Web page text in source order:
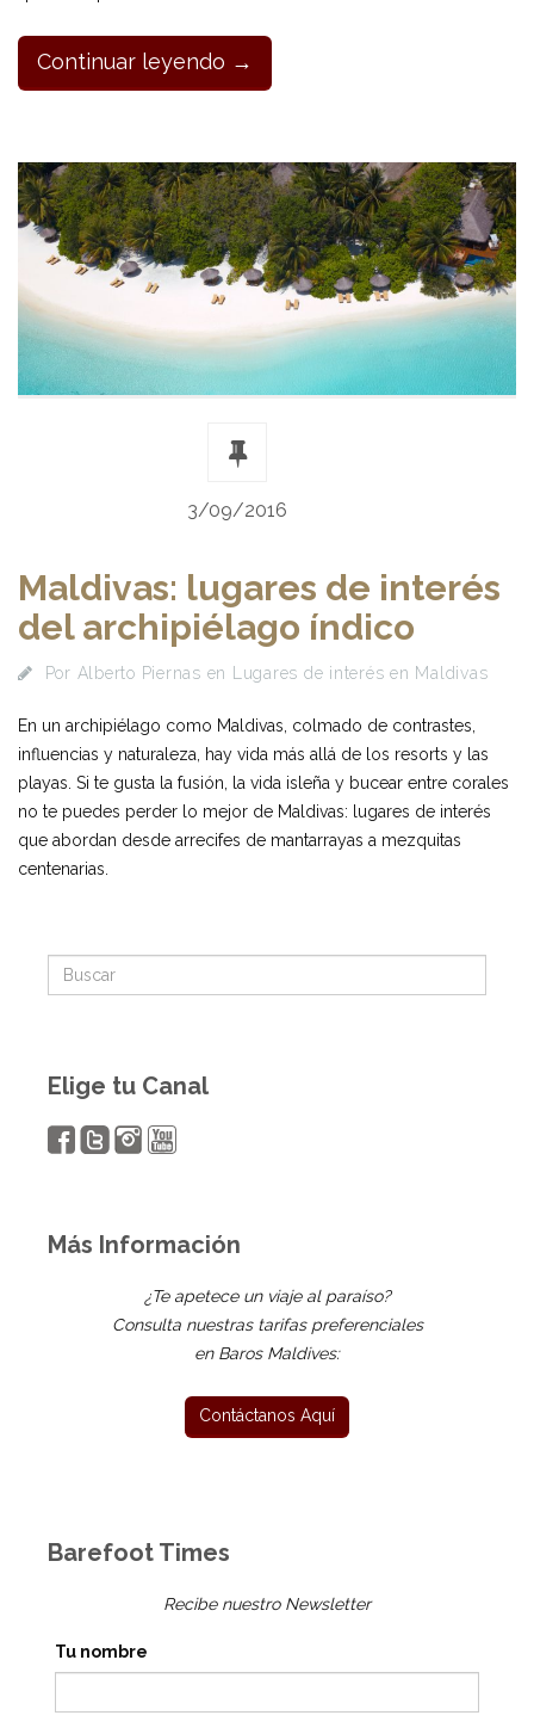
Continuar leyendo →
3/09/2016
Maldivas: lugares de interés
del archipiélago índico
Por Alberto Piernas en Lugares de interés en Maldivas
En un archipiélago como Maldivas, colmado de contrastes,
influencias y naturaleza, hay vida más allá de los resorts y las
playas. Si te gusta la fusión, la vida isleña y bucear entre corales
no te puedes perder lo mejor de Maldivas: lugares de interés
que abordan desde arrecifes de mantarrayas a mezquitas
centenarias.
Elige tu Canal
Más Información
¿Te apetece un viaje al paraíso?
Consulta nuestras tarifas preferenciales
en Baros Maldives:
Barefoot Times
Recibe nuestro Newsletter
Tu nombre